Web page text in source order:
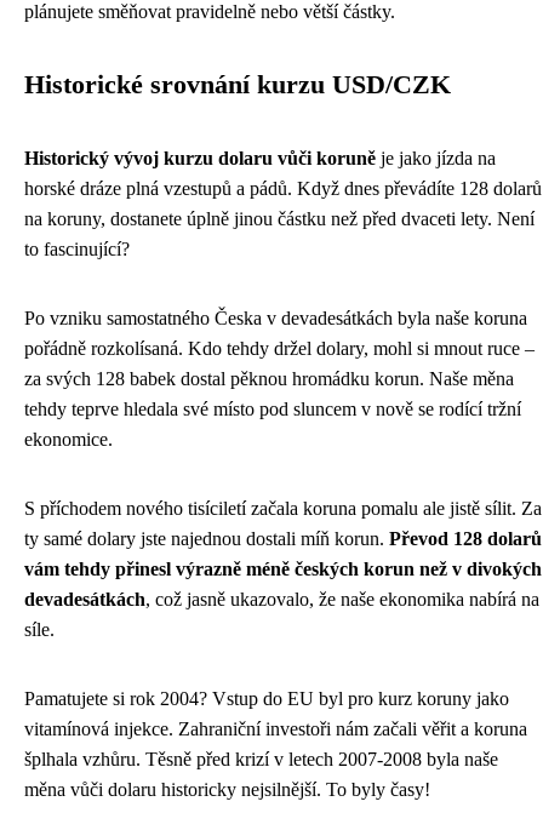
plánujete směňovat pravidelně nebo větší částky.
Historické srovnání kurzu USD/CZK
Historický vývoj kurzu dolaru vůči koruně je jako jízda na
horské dráze plná vzestupů a pádů. Když dnes převádíte 128 dolarů
na koruny, dostanete úplně jinou částku než před dvaceti lety. Není
to fascinující?
Po vzniku samostatného Česka v devadesátkách byla naše koruna
pořádně rozkolísaná. Kdo tehdy držel dolary, mohl si mnout ruce –
za svých 128 babek dostal pěknou hromádku korun. Naše měna
tehdy teprve hledala své místo pod sluncem v nově se rodící tržní
ekonomice.
S příchodem nového tisíciletí začala koruna pomalu ale jistě sílit. Za
ty samé dolary jste najednou dostali míň korun. Převod 128 dolarů
vám tehdy přinesl výrazně méně českých korun než v divokých
devadesátkách, což jasně ukazovalo, že naše ekonomika nabírá na
síle.
Pamatujete si rok 2004? Vstup do EU byl pro kurz koruny jako
vitamínová injekce. Zahraniční investoři nám začali věřit a koruna
šplhala vzhůru. Těsně před krizí v letech 2007-2008 byla naše
měna vůči dolaru historicky nejsilnější. To byly časy!